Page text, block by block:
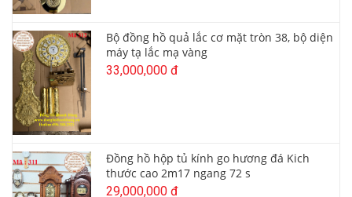
Bộ đồng hồ quả lắc cơ mặt tròn 38, bộ diện
máy tạ lắc mạ vàng
33,000,000 đ
Đồng hồ hộp tủ kính go hương đá Kich
thước cao 2m17 ngang 72 s
29,000,000 đ